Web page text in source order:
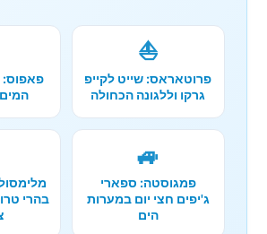
⛵
פרוטאראס: שייט לקייפ
גרקו וללגונה הכחולה
פאפוס:
🚙
פמגוסטה: ספארי
ג'יפים חצי יום במערות
הים
בהרי